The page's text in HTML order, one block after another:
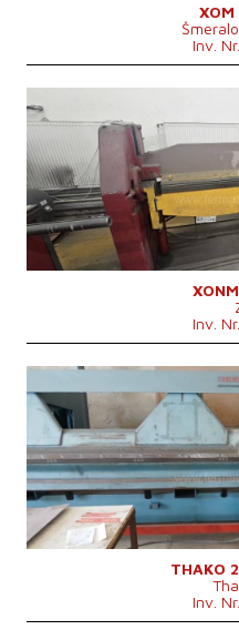
Inv.
Baujahr:
Max. Blechdicke
Blechbreite
Antriebsart bender
Maschinengewicht
Maschinenabmessungen L x B x
Hauptmotorleistung
Kontrollsystem
Inv.
Max. Blechdicke
Blechbreite
Antriebsart bender
Maschinenabmessungen L x B x
Maschinengewicht
Kontrollsystem
THAKO
Inv.